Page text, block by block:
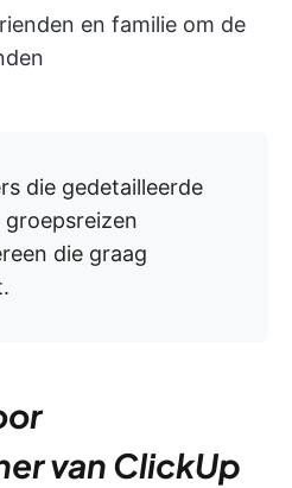
en familie om de
die gedetailleerde
die graag
van ClickUp